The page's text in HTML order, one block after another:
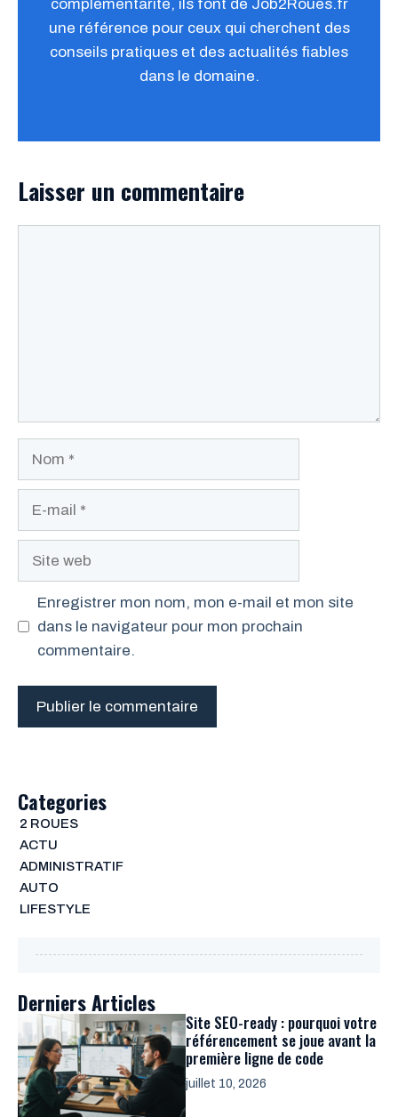
complémentarité, ils font de Job2Roues.fr
une référence pour ceux qui cherchent des
conseils pratiques et des actualités fiables
dans le domaine.
Laisser un commentaire
Site
Enregistrer mon nom, mon e-mail et mon site
dans le navigateur pour mon prochain
commentaire.
Categories
2 ROUES
ACTU
ADMINISTRATIF
AUTO
LIFESTYLE
Derniers Articles
Site SEO-ready : pourquoi votre
référencement se joue avant la
première ligne de code
juillet 10, 2026